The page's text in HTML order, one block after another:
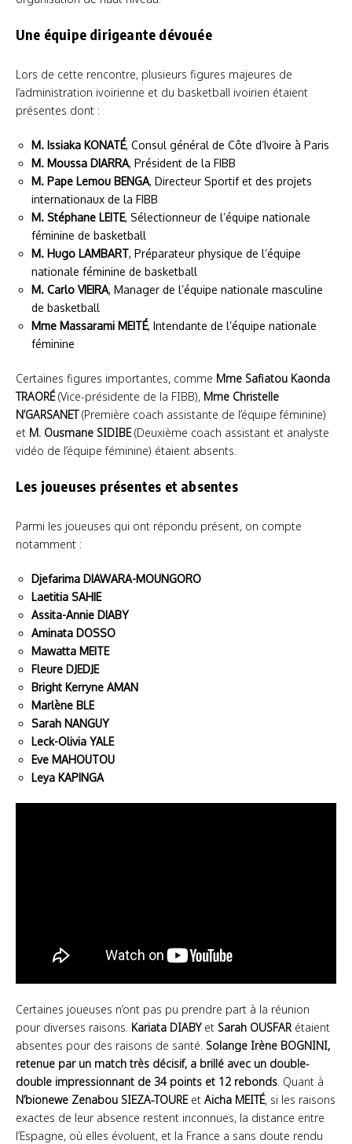
Une équipe dirigeante dévouée
Lors de cette rencontre, plusieurs figures majeures de
l’administration ivoirienne et du basketball ivoirien étaient
présentes dont :
M. Issiaka KONATÉ, Consul général de Côte d’Ivoire à Paris
M. Moussa DIARRA, Président de la FIBB
M. Pape Lemou BENGA, Directeur Sportif et des projets
internationaux de la FIBB
M. Stéphane LEITE, Sélectionneur de l’équipe nationale
féminine de basketball
M. Hugo LAMBART, Préparateur physique de l’équipe
nationale féminine de basketball
M. Carlo VIEIRA, Manager de l’équipe nationale masculine
de basketball
Mme Massarami MEITÉ, Intendante de l’équipe nationale
féminine
Certaines figures importantes, comme Mme Safiatou Kaonda
TRAORÉ(Vice-présidente de la FIBB), Mme Christelle
N’GARSANET(Première coach assistante de l’équipe féminine)
et M. Ousmane SIDIBE(Deuxième coach assistant et analyste
vidéo de l’équipe féminine) étaient absents.
Les joueuses présentes et absentes
Parmi les joueuses qui ont répondu présent, on compte
notamment :
Djefarima DIAWARA-MOUNGORO
Laetitia SAHIE
Assita-Annie DIABY
Aminata DOSSO
Mawatta MEITE
Fleure DJEDJE
Bright Kerryne AMAN
Marlène BLE
Sarah NANGUY
Leck-Olivia YALE
Eve MAHOUTOU
Leya KAPINGA
Certaines joueuses n’ont pas pu prendre part à la réunion
pour diverses raisons. Kariata DIABYet Sarah OUSFAR étaient
absentes pour des raisons de santé. Solange Irène BOGNINI,
retenue par un match très décisif, a brillé avec un double-
double impressionnant de 34 points et 12 rebonds . Quant à
N’bionewe Zenabou SIEZA-TOUREet Aicha MEITÉ, si les raisons
exactes de leur absence restent inconnues, la distance entre
l’Espagne, où elles évoluent, et la France a sans doute rendu